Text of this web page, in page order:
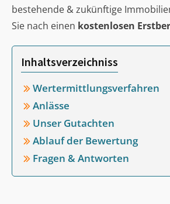
bestehende & zukünftige
Sie nach einen kostenlosen
Inhaltsverzeichniss
Wertermittlungsverfahren
Anlässe
Unser Gutachten
Ablauf der Bewertung
Fragen & Antworten